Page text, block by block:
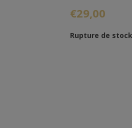
€29,00
Rupture de stock